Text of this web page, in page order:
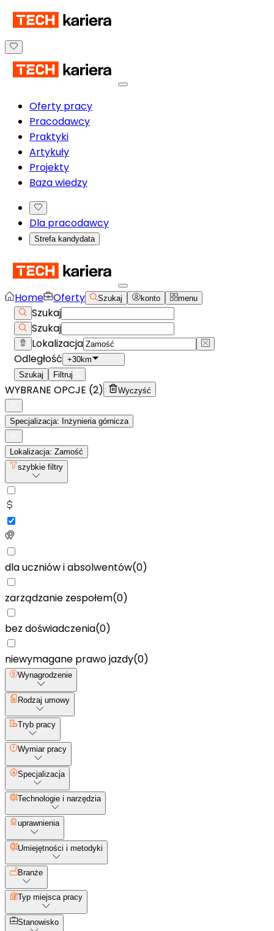
Oferty pracy
Pracodawcy
Praktyki
Artykuły
Projekty
Baza wiedzy
Dla pracodawcy
Strefa kandydata
Home Oferty Szukaj konto menu
Szukaj
Szukaj
Lokalizacja
Odległość +30km
Szukaj
Filtruj
WYBRANE OPCJE (2) Wyczyść
Specjalizacja: Inżynieria górnicza
Lokalizacja: Zamość
szybkie filtry
dla uczniów i absolwentów(0)
zarządzanie zespołem(0)
bez doświadczenia(0)
niewymagane prawo jazdy(0)
Wynagrodzenie
Rodzaj umowy
Tryb pracy
Wymiar pracy
Specjalizacja
Technologie i narzędzia
uprawnienia
Umiejętności i metodyki
Branże
Typ miejsca pracy
Stanowisko